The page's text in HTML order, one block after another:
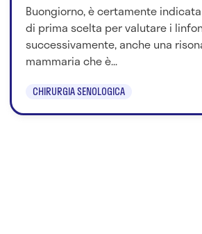
Buongiorno, è certamente
di prima scelta per valutare i
successivamente, anche una
mammaria che è...
CHIRURGIA SENOLOGICA